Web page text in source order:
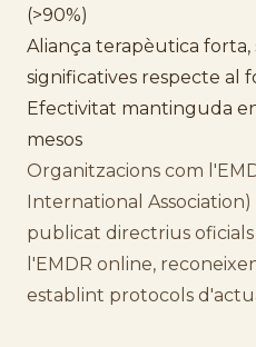
(>90%)
Aliança terapèutica forta,
significatives respecte al
Efectivitat mantinguda
mesos
Organitzacions com
International
publicat directrius
l'EMDR online,
establint protocols